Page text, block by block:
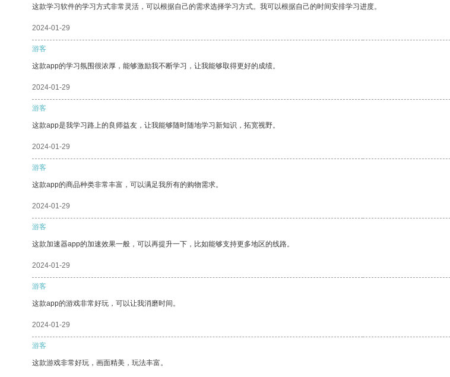
这款学习软件的学习方式非常灵活，可以根据自己的需求选择学习方式。我可以根据自己的时间安排学习进度。
2024-01-29
游客
这款app的学习氛围很浓厚，能够激励我不断学习，让我能够取得更好的成绩。
2024-01-29
游客
这款app是我学习路上的良师益友，让我能够随时随地学习新知识，拓宽视野。
2024-01-29
游客
这款app的商品种类非常丰富，可以满足我所有的购物需求。
2024-01-29
游客
这款加速器app的加速效果一般，可以再提升一下，比如能够支持更多地区的线路。
2024-01-29
游客
这款app的游戏非常好玩，可以让我消磨时间。
2024-01-29
游客
这款游戏非常好玩，画面精美，玩法丰富。